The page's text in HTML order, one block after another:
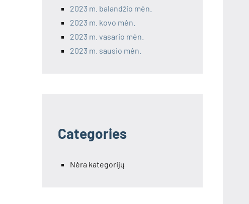
2023 m. balandžio mėn.
2023 m. kovo mėn.
2023 m. vasario mėn.
2023 m. sausio mėn.
Categories
Nėra kategorijų